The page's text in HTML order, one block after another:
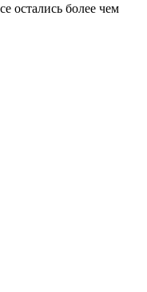
остались более чем